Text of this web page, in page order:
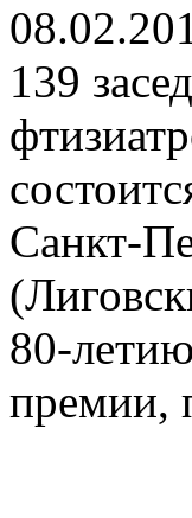
139
Санкт-
80-
премии,